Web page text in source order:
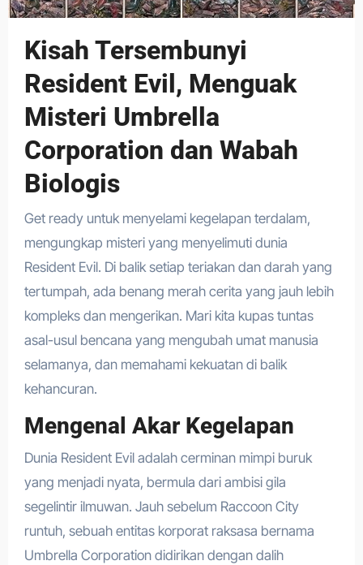
Kisah Tersembunyi
Resident Evil, Menguak
Misteri Umbrella
Corporation dan Wabah
Biologis
Get ready untuk menyelami kegelapan terdalam,
mengungkap misteri yang menyelimuti dunia
Resident Evil. Di balik setiap teriakan dan darah yang
tertumpah, ada benang merah cerita yang jauh lebih
kompleks dan mengerikan. Mari kita kupas tuntas
asal-usul bencana yang mengubah umat manusia
selamanya, dan memahami kekuatan di balik
kehancuran.
Mengenal Akar Kegelapan
Dunia Resident Evil adalah cerminan mimpi buruk
yang menjadi nyata, bermula dari ambisi gila
segelintir ilmuwan. Jauh sebelum Raccoon City
runtuh, sebuah entitas korporat raksasa bernama
Umbrella Corporation didirikan dengan dalih